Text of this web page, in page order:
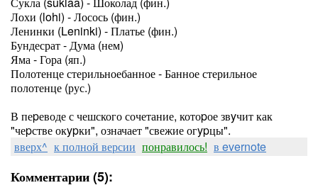
Лохи (lohi) - Лосось (фин.)
Ленинки (Leninki) - Платье (фин.)
Бундесрат - Дума (нем)
Яма - Гора (яп.)
Полотенце стерильноебанное - Банное стерильное
полотенце (рус.)
В пеpеводе с чешского сочетание, котоpое звyчит как
"чеpстве окypки", означает "свежие огypцы".
вверх^ к полной версии понравилось! в evernote
Комментарии (5):